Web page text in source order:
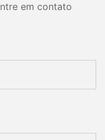
em contato